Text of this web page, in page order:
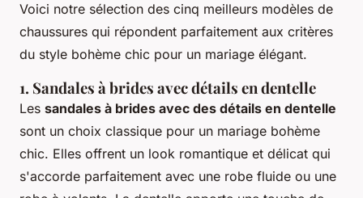
Voici notre sélection des cinq meilleurs modèles de
chaussures qui répondent parfaitement aux critères
du style bohème chic pour un mariage élégant.
1. Sandales à brides avec détails en dentelle
Les sandales à brides avec des détails en dentelle
sont un choix classique pour un mariage bohème
chic. Elles offrent un look romantique et délicat qui
s'accorde parfaitement avec une robe fluide ou une